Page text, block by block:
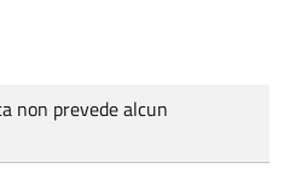
non prevede alcun